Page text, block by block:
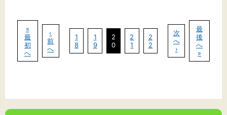
«
最
初
へ
‹
前
へ
1
8
1
9
2
0
2
1
2
2
次
へ
›
最
後
へ
»